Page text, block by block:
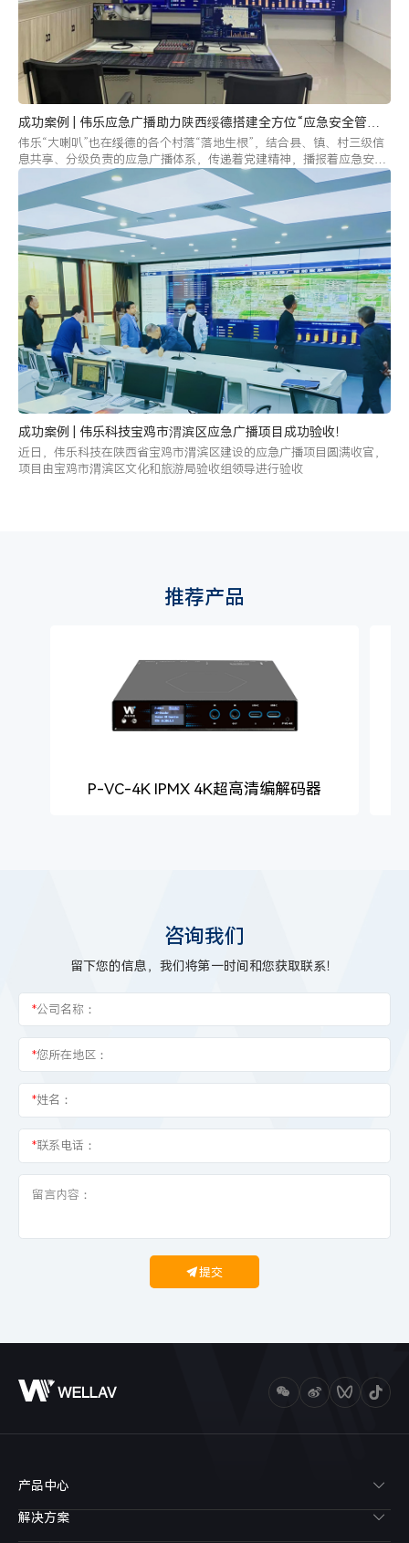
成功案例 | 伟乐应急广播助力陕西绥德搭建全方位“应急安全管理
阵地”
伟乐“大喇叭”也在绥德的各个村落“落地生根”，结合县、镇、村三级信
息共享、分级负责的应急广播体系，传递着党建精神，播报着应急安全
防范知识，为绥德县搭建起了全方位的“应急安全管理阵地
成功案例 | 伟乐科技宝鸡市渭滨区应急广播项目成功验收！
近日，伟乐科技在陕西省宝鸡市渭滨区建设的应急广播项目圆满收官，
项目由宝鸡市渭滨区文化和旅游局验收组领导进行验收
推荐产品
P-VC-4K IPMX 4K超高清编解码器
咨询我们
留下您的信息，我们将第一时间和您获取联系！
*公司名称：
*您所在地区：
*姓名：
*联系电话：
提交
产品中心
解决方案